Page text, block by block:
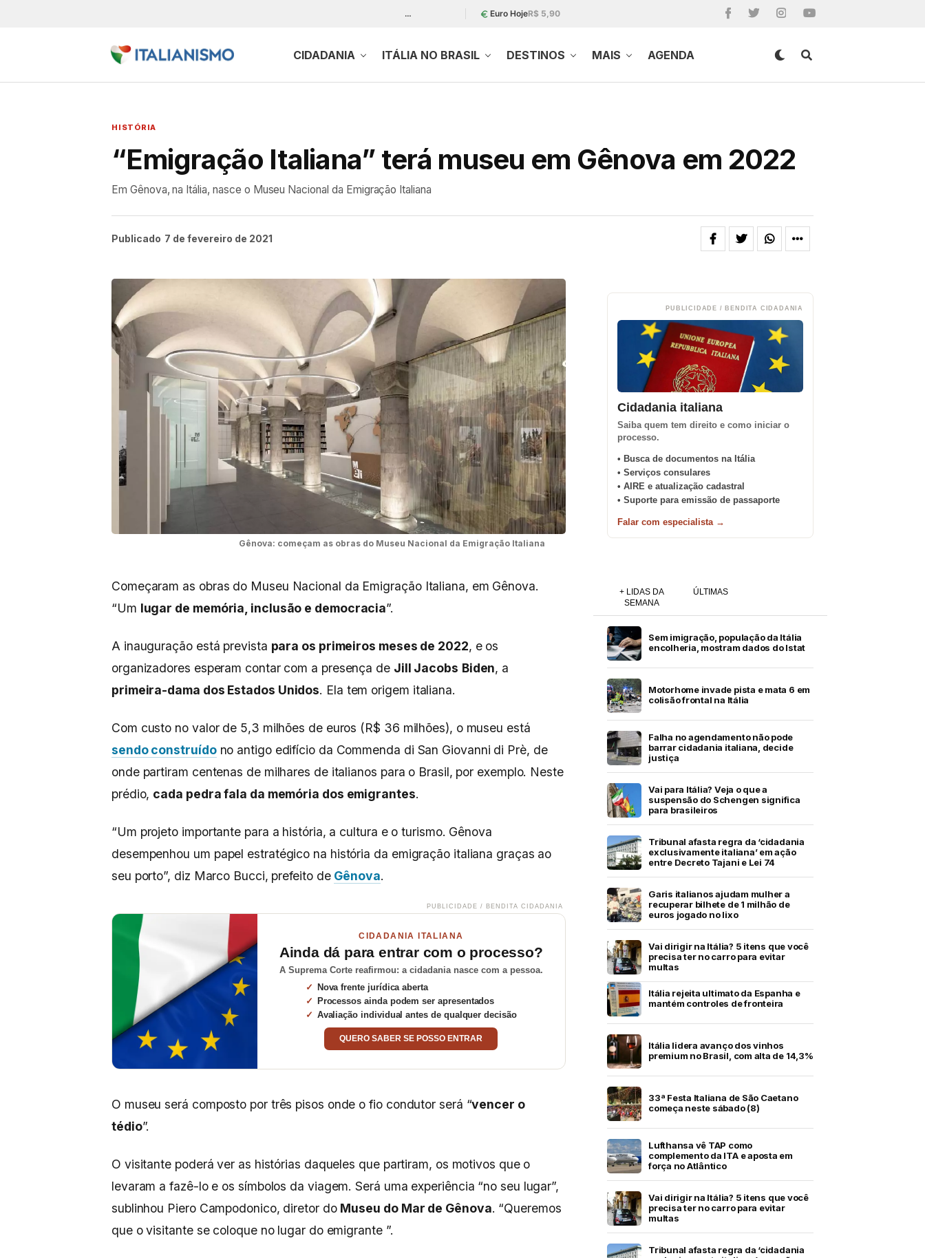
… Euro HojeR$ 5,90
CIDADANIA ITÁLIA NO BRASIL DESTINOS MAIS AGENDA
HISTÓRIA
“Emigração Italiana” terá museu em Gênova em 2022
Em Gênova, na Itália, nasce o Museu Nacional da Emigração Italiana
Publicado 7 de fevereiro de 2021
Gênova: começam as obras do Museu Nacional da Emigração Italiana
Começaram as obras do Museu Nacional da Emigração Italiana, em Gênova.
“Um lugar de memória, inclusão e democracia”.
A inauguração está prevista para os primeiros meses de 2022, e os
organizadores esperam contar com a presença de Jill Jacobs Biden, a
primeira-dama dos Estados Unidos. Ela tem origem italiana.
Com custo no valor de 5,3 milhões de euros (R$ 36 milhões), o museu está
sendo construídono antigo edifício da Commenda di San Giovanni di Prè, de
onde partiram centenas de milhares de italianos para o Brasil, por exemplo. Neste
prédio, cada pedra fala da memória dos emigrantes.
“Um projeto importante para a história, a cultura e o turismo. Gênova
desempenhou um papel estratégico na história da emigração italiana graças ao
seu porto”, diz Marco Bucci, prefeito de Gênova.
PUBLICIDADE / BENDITA CIDADANIA
CIDADANIA ITALIANA
Ainda dá para entrar com o processo?
A Suprema Corte reafirmou: a cidadania nasce com a pessoa.
Nova frente jurídica aberta
Processos ainda podem ser apresentados
Avaliação individual antes de qualquer decisão
QUERO SABER SE POSSO ENTRAR
O museu será composto por três pisos onde o fio condutor será “vencer o
tédio”.
O visitante poderá ver as histórias daqueles que partiram, os motivos que o
levaram a fazê-lo e os símbolos da viagem. Será uma experiência “no seu lugar”,
sublinhou Piero Campodonico, diretor do Museu do Mar de Gênova. “Queremos
que o visitante se coloque no lugar do emigrante ”.
PUBLICIDADE / BENDITA CIDADANIA
Cidadania italiana
Saiba quem tem direito e como iniciar o
processo.
• Busca de documentos na Itália
• Serviços consulares
• AIRE e atualização cadastral
• Suporte para emissão de passaporte
Falar com especialista →
+ LIDAS DA
SEMANA
ÚLTIMAS
Sem imigração, população da Itália
encolheria, mostram dados do Istat
Motorhome invade pista e mata 6 em
colisão frontal na Itália
Falha no agendamento não pode
barrar cidadania italiana, decide
justiça
Vai para Itália? Veja o que a
suspensão do Schengen significa
para brasileiros
Tribunal afasta regra da ‘cidadania
exclusivamente italiana’ em ação
entre Decreto Tajani e Lei 74
Garis italianos ajudam mulher a
recuperar bilhete de 1 milhão de
euros jogado no lixo
Vai dirigir na Itália? 5 itens que você
precisa ter no carro para evitar
multas
Itália rejeita ultimato da Espanha e
mantém controles de fronteira
Itália lidera avanço dos vinhos
premium no Brasil, com alta de 14,3%
33ª Festa Italiana de São Caetano
começa neste sábado (8)
Lufthansa vê TAP como
complemento da ITA e aposta em
força no Atlântico
Vai dirigir na Itália? 5 itens que você
precisa ter no carro para evitar
multas
Tribunal afasta regra da ‘cidadania